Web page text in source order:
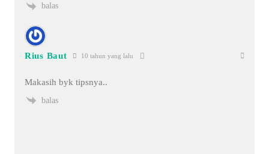
balas
Rius Baut 10 tahun yang lalu
Makasih byk tipsnya..
balas